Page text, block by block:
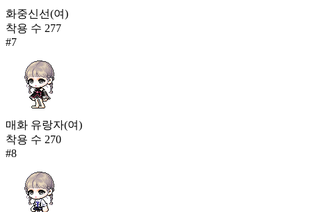
화중신선(여)
착용 수 277
#7
매화 유랑자(여)
착용 수 270
#8